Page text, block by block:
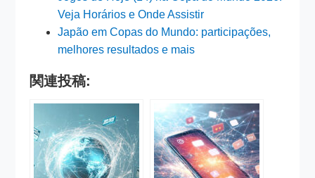
Veja Horários e Onde Assistir
Japão em Copas do Mundo: participações,
melhores resultados e mais
関連投稿: